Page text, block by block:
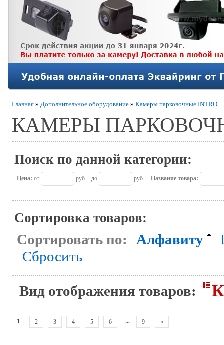
Главная » Дополнительное оборудование » Камеры парковочные INTRO
КАМЕРЫ
Поиск по данной категории:
Цена: от руб. - до руб. Название товара:
Сортировка товаров:
Сортировать по: Алфавиту
Сбросить
Вид отображения товаров:
1 2 3 4 5 6 ... 9 »